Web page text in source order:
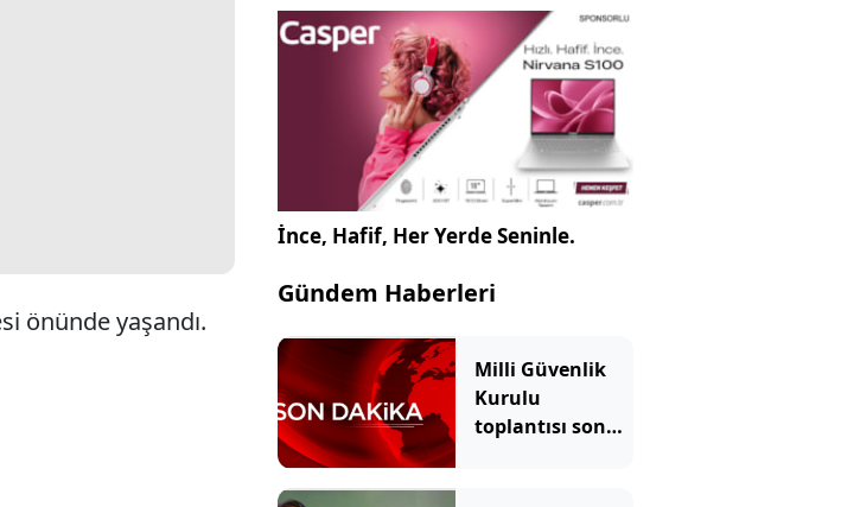
önünde yaşandı.
İnce, Hafif, Her Yerde Seninle.
Gündem Haberleri
Milli Güvenlik
Kurulu
toplantısı sona